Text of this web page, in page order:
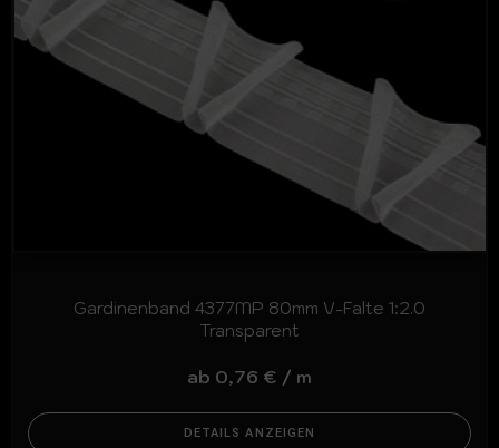
Gardinenband 4377MP 80mm V-Falte 1:2.0
Transparent
ab 0,76 € / m
DETAILS ANZEIGEN